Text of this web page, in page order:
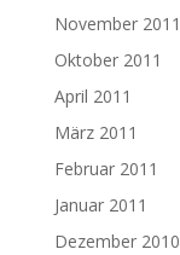
November 2011
Oktober 2011
April 2011
März 2011
Februar 2011
Januar 2011
Dezember 2010